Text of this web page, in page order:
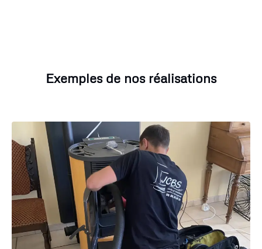
Exemples de nos réalisations